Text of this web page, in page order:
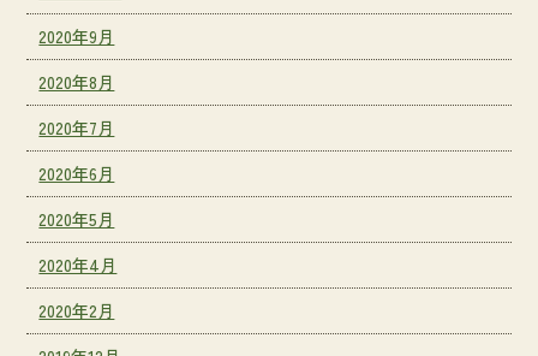
2020年9月
2020年8月
2020年7月
2020年6月
2020年5月
2020年4月
2020年2月